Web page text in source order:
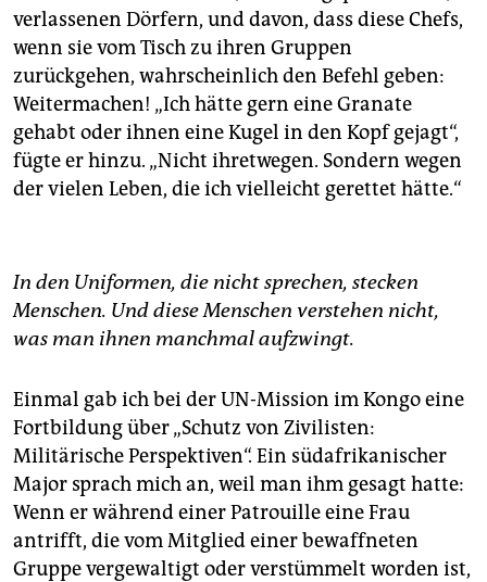
verlassenen Dörfern, und davon, dass diese Chefs,
wenn sie vom Tisch zu ihren Gruppen
zurückgehen, wahrscheinlich den Befehl geben:
Weitermachen! „Ich hätte gern eine Granate
gehabt oder ihnen eine Kugel in den Kopf gejagt“,
fügte er hinzu. „Nicht ihretwegen. Sondern wegen
der vielen Leben, die ich vielleicht gerettet hätte.“
In den Uniformen, die nicht sprechen, stecken
Menschen. Und diese Menschen verstehen nicht,
was man ihnen manchmal aufzwingt.
Einmal gab ich bei der UN-Mission im Kongo eine
Fortbildung über „Schutz von Zivilisten:
Militärische Perspektiven“. Ein südafrikanischer
Major sprach mich an, weil man ihm gesagt hatte:
Wenn er während einer Patrouille eine Frau
antrifft, die vom Mitglied einer bewaffneten
Gruppe vergewaltigt oder verstümmelt worden ist,